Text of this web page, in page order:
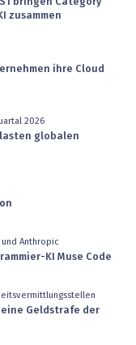
zusammen
ihre Cloud
2026
globalen
und Anthropic
KI Muse Code
eine Geldstrafe der